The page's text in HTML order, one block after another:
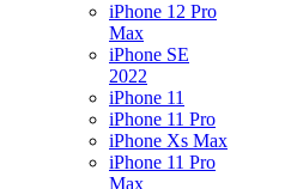
iPhone 12 Pro
Max
iPhone SE
2022
iPhone 11
iPhone 11 Pro
iPhone Xs Max
iPhone 11 Pro
Max